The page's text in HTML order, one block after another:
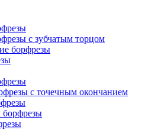
с зубчатым торцом
борфрезы
с точечным окончанием